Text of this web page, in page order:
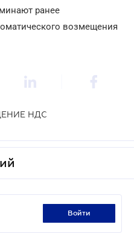
ранее
возмещения
НДС
войти